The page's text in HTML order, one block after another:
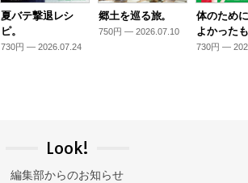
夏バテ撃退レシ
ピ。
730円 — 2026.07.24
郷土を巡る旅。
750円 — 2026.07.10
体のため
よかった
730円 —
Look!
編集部からのお知らせ